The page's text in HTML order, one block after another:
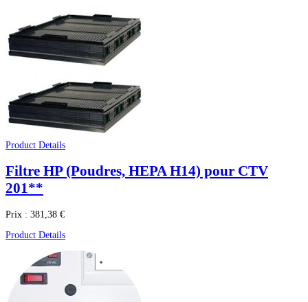
Product Details
Filtre HP (Poudres, HEPA H14) pour CTV
201**
Prix : 381,38 €
Product Details